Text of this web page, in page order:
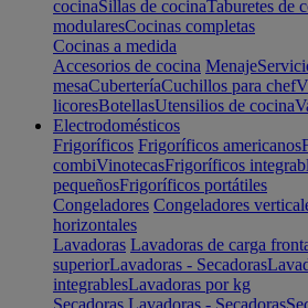
cocinaSillas de cocinaTaburetes de
modularesCocinas completas
Cocinas a medida
Accesorios de cocina Menaje
mesaCuberteríaCuchillos para chef
licoresBotellasUtensilios de cocina
Electrodomésticos
Frigoríficos Frigoríficos americanos
combiVinotecasFrigoríficos
pequeñosFrigoríficos portátiles
Congeladores Congeladores
horizontales
Lavadoras Lavadoras de carga
superiorLavadoras - Secadoras
integrablesLavadoras por kg
Secadoras Lavadoras - Secadoras